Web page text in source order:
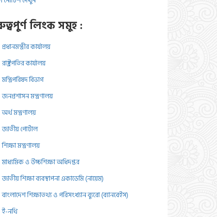
লিংক সমুহ :
প্রধানমন্ত্রীর কার্যালয়
রাষ্ট্রপতির কার্যালয়
মন্ত্রিপরিষদ বিভাগ
জনপ্রশাসন মন্ত্রণালয়
অর্থ মন্ত্রণালয়
জাতীয় পোর্টাল
শিক্ষা মন্ত্রণালয়
মাধ্যমিক ও উচ্চশিক্ষা অধিদপ্তর
জাতীয় শিক্ষা ব্যবস্থাপনা একাডেমি (নায়েম)
বাংলাদেশ শিক্ষাতথ্য ও পরিসংখ্যান ব্যুরো (ব্যানবেইস)
ই-নথি